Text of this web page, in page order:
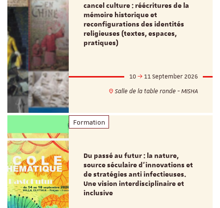
cancel culture : réécritures de la
mémoire historique et
reconfigurations des identités
religieuses (textes, espaces,
pratiques)
10
11 September 2026
Salle de la table ronde - MISHA
Formation
Du passé au futur : la nature,
source séculaire d’innovations et
de stratégies anti infectieuses.
Une vision interdisciplinaire et
inclusive